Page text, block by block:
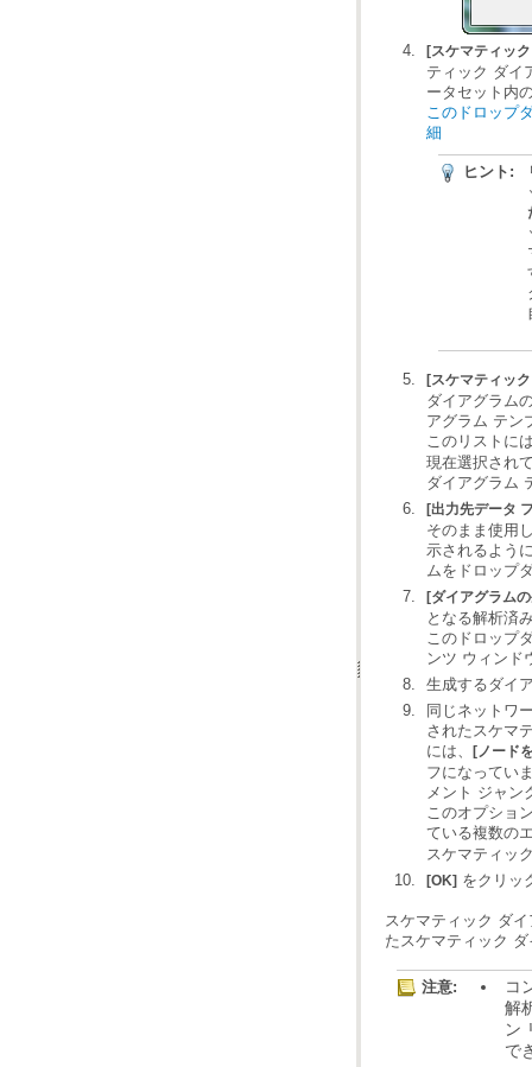
[スケマティッ
ータセット内
細
ヒント:
[スケマティッ
アグラム テン
このリストに
ダイアグラム
[出力先データ
ムをドロップ
[ダイアグラム
となる解析済
ンツ ウィンド
生成するダイ
には、 [ノード
メント ジャン
ている複数の
スケマティッ
[OK] をクリッ
たスケマティック
注意:
解
で